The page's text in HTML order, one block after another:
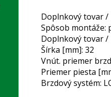
Doplnkový tovar /
Spôsob montáže:
Doplnkový tovar /
Šírka [mm]: 32
Vnút. priemer
Priemer piesta
Brzdový systém: